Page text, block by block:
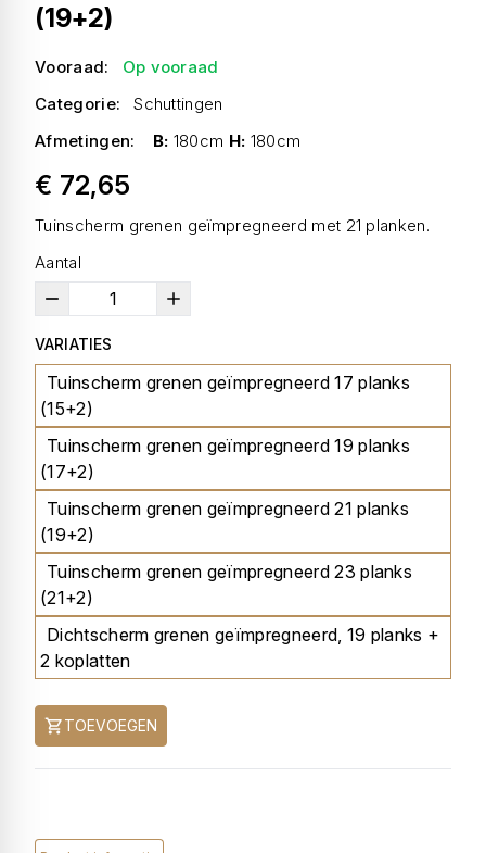
(19+2)
Vooraad:
Op vooraad
Categorie:
Schuttingen
Afmetingen:
B: 180cm H: 180cm
€ 72,65
Tuinscherm grenen geïmpregneerd met 21 planken.
Aantal
VARIATIES
Tuinscherm grenen geïmpregneerd 17 planks
(15+2)
Tuinscherm grenen geïmpregneerd 19 planks
(17+2)
Tuinscherm grenen geïmpregneerd 21 planks
(19+2)
Tuinscherm grenen geïmpregneerd 23 planks
(21+2)
Dichtscherm grenen geïmpregneerd, 19 planks +
2 koplatten
TOEVOEGEN